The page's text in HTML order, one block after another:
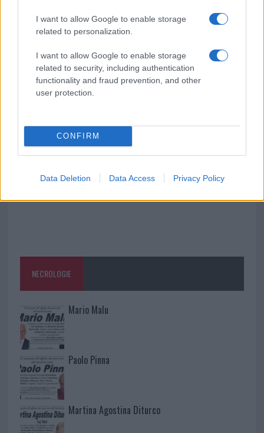
I want to allow Google to enable storage
related to personalization.
I want to allow Google to enable storage
related to security, including authentication
functionality and fraud prevention, and other
user protection.
CONFIRM
Data Deletion Data Access Privacy Policy
accoglienza minori chiude
Olbia, divieto di sosta contro spaccio e degrado:
esplode la protesta
soluzione ideale per la casa e l’ufficio
NECROLOGIE
Mario Malu
Paolo Pinna
Martina Agostina Diturco